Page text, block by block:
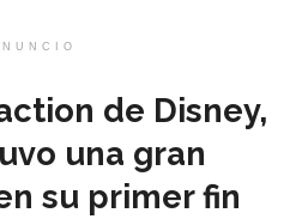
de Disney,
una gran
su primer fin